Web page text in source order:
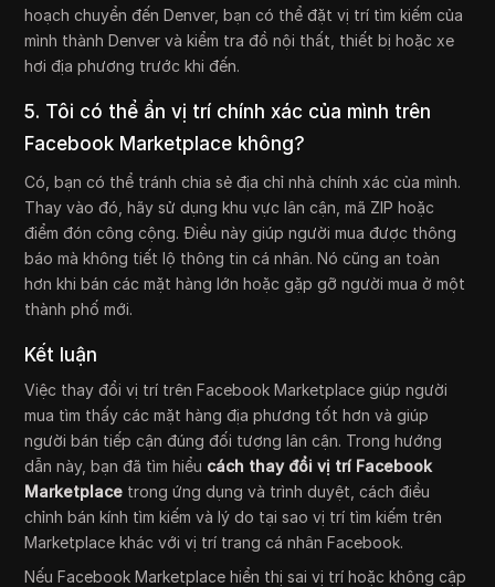
hoạch chuyển đến Denver, bạn có thể đặt vị trí tìm kiếm của
mình thành Denver và kiểm tra đồ nội thất, thiết bị hoặc xe
hơi địa phương trước khi đến.
5. Tôi có thể ẩn vị trí chính xác của mình trên
Facebook Marketplace không?
Có, bạn có thể tránh chia sẻ địa chỉ nhà chính xác của mình.
Thay vào đó, hãy sử dụng khu vực lân cận, mã ZIP hoặc
điểm đón công cộng. Điều này giúp người mua được thông
báo mà không tiết lộ thông tin cá nhân. Nó cũng an toàn
hơn khi bán các mặt hàng lớn hoặc gặp gỡ người mua ở một
thành phố mới.
Kết luận
Việc thay đổi vị trí trên Facebook Marketplace giúp người
mua tìm thấy các mặt hàng địa phương tốt hơn và giúp
người bán tiếp cận đúng đối tượng lân cận. Trong hướng
dẫn này, bạn đã tìm hiểu cách thay đổi vị trí Facebook
Marketplace trong ứng dụng và trình duyệt, cách điều
chỉnh bán kính tìm kiếm và lý do tại sao vị trí tìm kiếm trên
Marketplace khác với vị trí trang cá nhân Facebook.
Nếu Facebook Marketplace hiển thị sai vị trí hoặc không cập